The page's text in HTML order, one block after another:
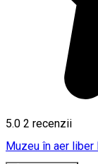
5.0 2 recenzii
Muzeu în aer liber